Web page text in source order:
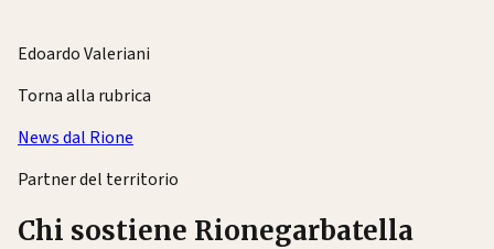
Edoardo Valeriani
Torna alla rubrica
News dal Rione
Partner del territorio
Chi sostiene Rionegarbatella